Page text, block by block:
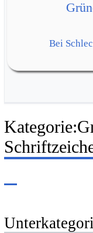
Bei
Kategorie: